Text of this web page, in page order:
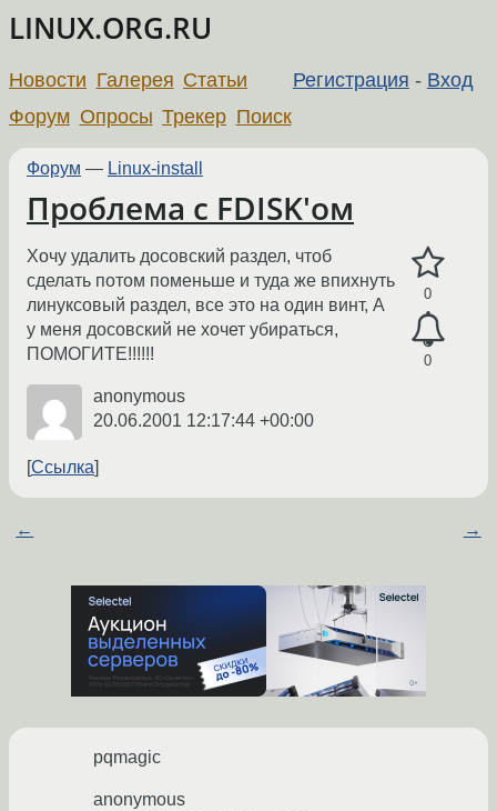
LINUX.ORG.RU
Регистрация - Вход
Новости Галерея Статьи
Форум Опросы Трекер Поиск
Форум — Linux-install
Проблема с FDISK'ом
0
0
Хочу удалить досовский раздел, чтоб
сделать потом поменьше и туда же впихнуть
линуксовый раздел, все это на один винт, А
у меня досовский не хочет убираться,
ПОМОГИТЕ!!!!!!
anonymous
20.06.2001 12:17:44 +00:00
Ссылка
← →
pqmagic
anonymous